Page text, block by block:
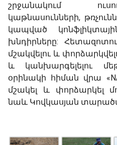
շրջանակում
կաթնասունների,
կապված
խնդիրները:
մշակվելու և
և կանխարգելելու
օրինակի հիման վրա
մշակել և փորձարկել
նաև Կովկասյան